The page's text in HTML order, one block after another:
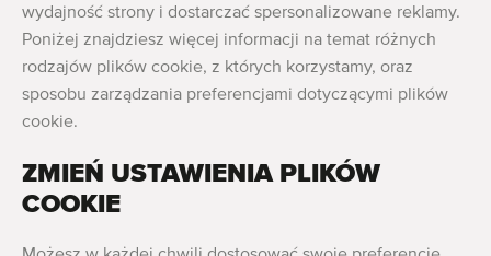
Wyszukaj według typu
Ostatnio widziany maszyny
Powiadomieniom o maszynach
Import maszyn
wydajność strony i dostarczać spersonalizowane reklamy.
Poniżej znajdziesz więcej informacji na temat różnych
rodzajów plików cookie, z których korzystamy, oraz
sposobu zarządzania preferencjami dotyczącymi plików
cookie.
ZMIEŃ USTAWIENIA PLIKÓW
COOKIE